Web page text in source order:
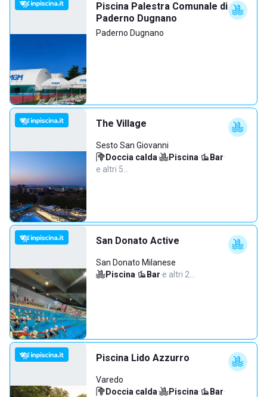
Piscina Palestra Comunale di
Paderno Dugnano
Paderno Dugnano
The Village
Sesto San Giovanni
Doccia calda· Piscina· Bar·
e altri 5…
San Donato Active
San Donato Milanese
Piscina· Bar·e altri 2…
Piscina Lido Azzurro
Varedo
Doccia calda· Piscina· Bar·